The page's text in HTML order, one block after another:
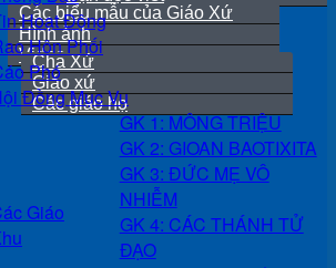
Các biểu mẫu của Giáo Xứ
Hình ảnh
Video
Cha Xứ
Giáo xứ
Các giáo họ
Hoạt Động
Hôn Phối
Phó
Đồng Mục Vụ
Giáo
GK 1: MÔNG TRIỆU
GK 2: GIOAN BAOTIXITA
GK 3: ĐỨC MẸ VÔ
NHIỄM
GK 4: CÁC THÁNH TỬ
ĐẠO